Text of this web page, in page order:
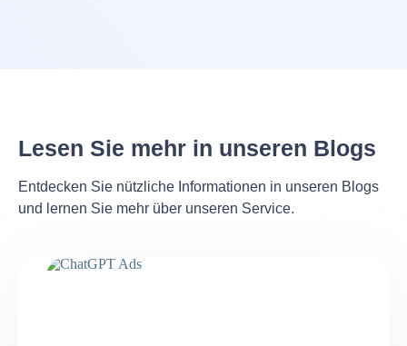
Lesen Sie mehr in unseren Blogs
Entdecken Sie nützliche Informationen in unseren Blogs
und lernen Sie mehr über unseren Service.